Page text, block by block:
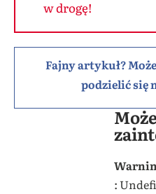
w drogę!
Fajny artykuł?
podzielić się
: